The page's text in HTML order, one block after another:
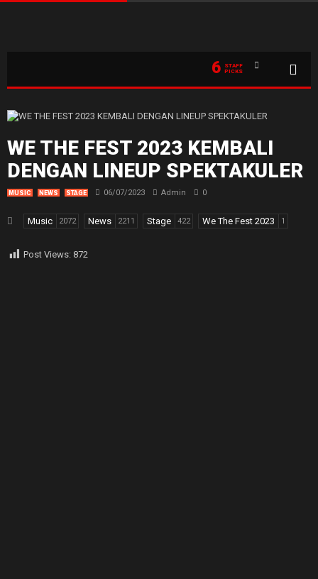
6
STAFF
PICKS
WE THE FEST 2023 KEMBALI
DENGAN LINEUP SPEKTAKULER
MUSIC NEWS STAGE 06/07/2023 Admin 0
Music 2072 News 2211 Stage 422 We The Fest 2023 1
Post Views: 872